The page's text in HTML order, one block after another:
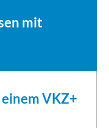
mit
VKZ+